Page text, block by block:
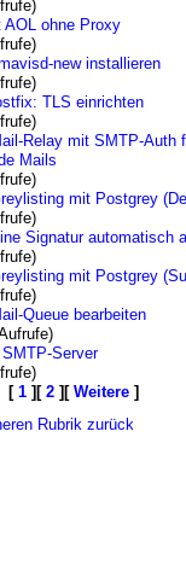
ohne Proxy
new installieren
TLS einrichten
Relay mit SMTP-Auth
Mails
mit Postgrey
Signatur automatisch
mit Postgrey
Queue bearbeiten
Server
[ 1 ][ 2 ][ Weitere ]
Rubrik zurück